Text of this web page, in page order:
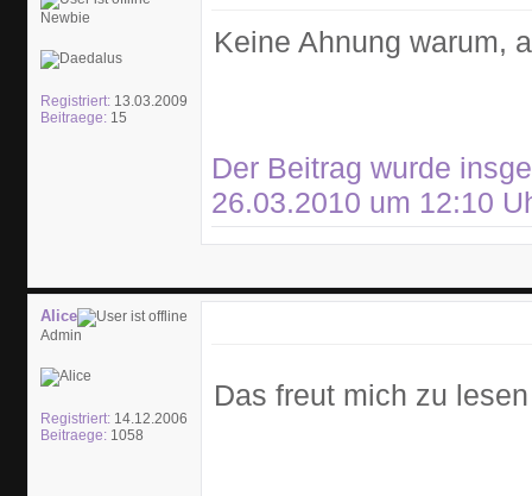
Newbie
Registriert: 13.03.2009
Beitraege: 15
Keine Ahnung warum,
Der Beitrag wurde
26.03.2010 um 12:10
Alice
Admin
Registriert: 14.12.2006
Beitraege: 1058
Das freut mich zu